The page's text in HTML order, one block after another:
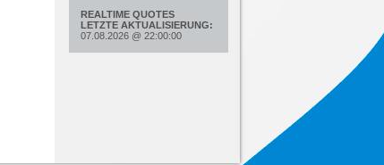
REALTIME QUOTES
LETZTE AKTUALISIERUNG:
07.08.2026 @ 22:00:00